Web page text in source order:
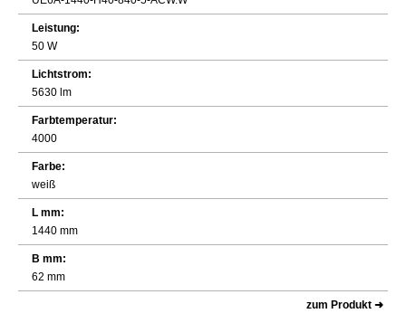
Leistung:
50 W
Lichtstrom:
5630 lm
Farbtemperatur:
4000
Farbe:
weiß
L mm:
1440 mm
B mm:
62 mm
zum Produkt ➜